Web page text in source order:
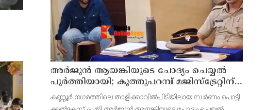
അര്‍ജുന്‍ ആയങ്കിയുടെ ചോദ്യം ചെയ്യല്‍
പൂര്‍ത്തിയായി; കൂത്തുപറമ്പ് മജിസ്ട്രേറ്റിന്
മുൻപില്‍ ഹാജരാക്കും
കണ്ണൂർ നഗരത്തിലെ താളിക്കാവിൽപിടിയിലായ സ്വർണം പൊട്ടി